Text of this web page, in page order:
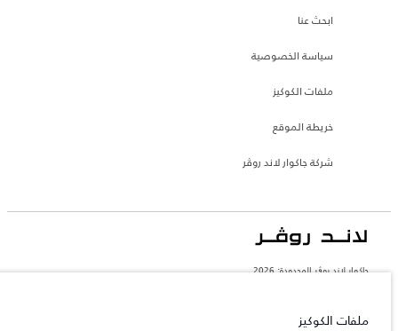
ابحث عنا
سياسة الخصوصية
ملفات الكوكيز
خريطة الموقع
شركة جاكوار لاند روڤر
جاكوار لاند روڨر المحدودة: 2026
تعكس الأوزان المذكورة مواصفات السيارة القياسية. سوف تؤثر الإكسسوارات وغيرها من
العناصر المثبتة بعد نقطة التصنيع في الحمولة. تأكد من عدم تجاوز الوزن الإجمالي للسيارة
ملفات الكوكيز